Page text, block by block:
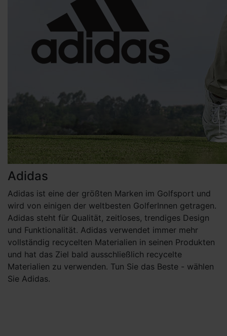
Adidas
Adidas ist eine der größten Marken im Golfsport und
wird von einigen der weltbesten GolferInnen getragen.
Adidas steht für Qualität, zeitloses, trendiges Design
und Funktionalität. Adidas verwendet immer mehr
vollständig recycelten Materialien in seinen Produkten
und hat das Ziel bald ausschließlich recycelte
Materialien zu verwenden. Tun Sie das Beste - wählen
Sie Adidas.